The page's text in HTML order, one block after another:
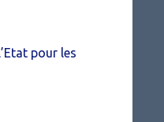
pour les